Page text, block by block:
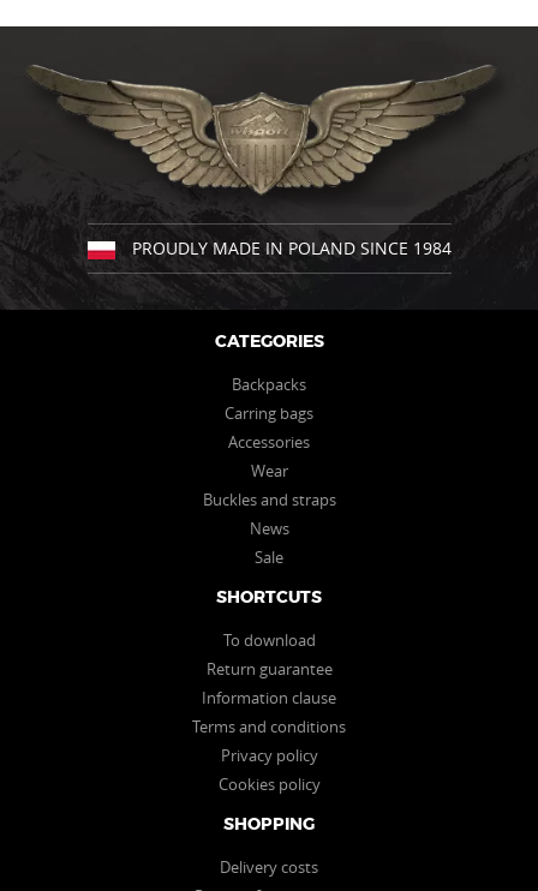
PROUDLY MADE IN POLAND SINCE 1984
CATEGORIES
Backpacks
Carring bags
Accessories
Wear
Buckles and straps
News
Sale
SHORTCUTS
To download
Return guarantee
Information clause
Terms and conditions
Privacy policy
Cookies policy
SHOPPING
Delivery costs